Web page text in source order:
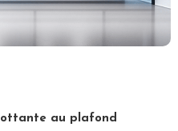
au plafond